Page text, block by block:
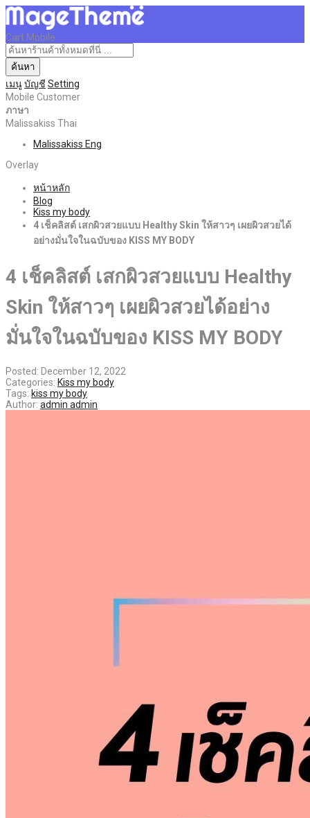
Cart Mobile
ค้นหา
เมนูบัญชี Setting
Mobile Customer
ภาษา
Malissakiss Thai
Malissakiss Eng
Overlay
หน้าหลัก
Blog
Kiss my body
4 เช็คลิสต์ เสกผิวสวยแบบ Healthy Skin ให้สาวๆ เผยผิวสวยได้
อย่างมั่นใจในฉบับของ KISS MY BODY
4 เช็คลิสต์ เสกผิวสวยแบบ Healthy
Skin ให้สาวๆ เผยผิวสวยได้อย่าง
มั่นใจในฉบับของ KISS MY BODY
Posted: December 12, 2022
Categories: Kiss my body
Tags: kiss my body
Author: admin admin